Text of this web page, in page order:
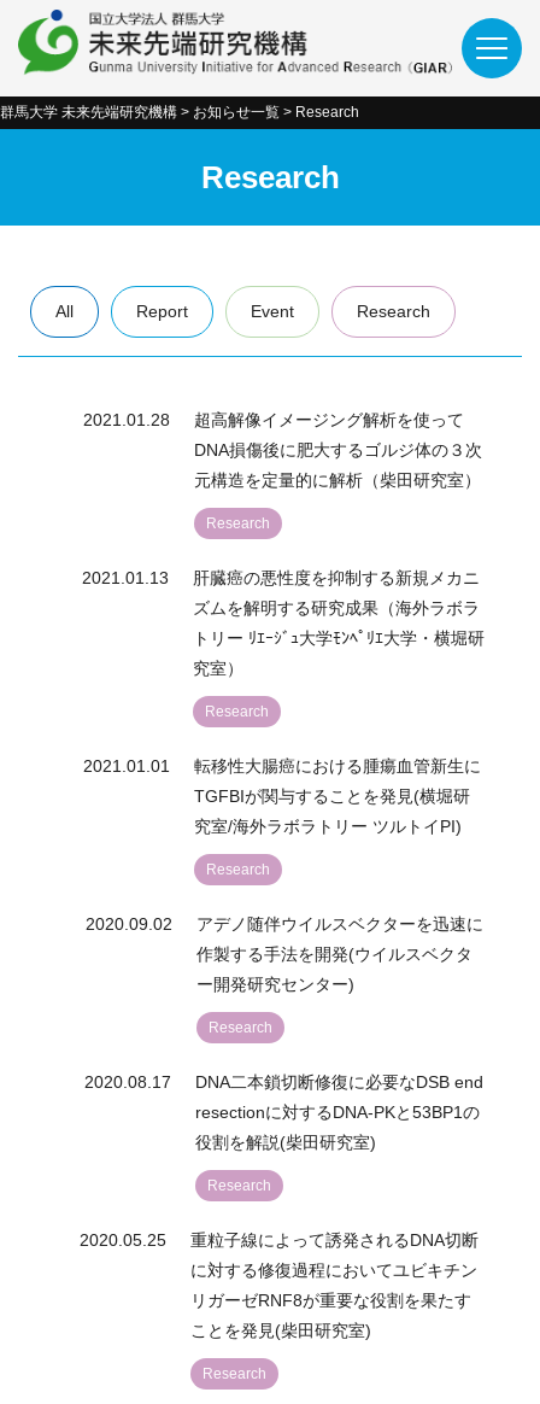
群馬大学 未来先端研究機構 > お知らせ一覧 > Research
Research
All Report Event Research
2021.01.28
超高解像イメージング解析を使って
DNA損傷後に肥大するゴルジ体の３次
元構造を定量的に解析（柴田研究室）
Research
2021.01.13
肝臓癌の悪性度を抑制する新規メカニ
ズムを解明する研究成果（海外ラボラ
トリー ﾘｴｰｼﾞｭ大学ﾓﾝﾍﾟﾘｴ大学・横堀研
究室）
Research
2021.01.01
転移性大腸癌における腫瘍血管新生に
TGFBIが関与することを発見(横堀研
究室/海外ラボラトリー ツルトイPI)
Research
2020.09.02
アデノ随伴ウイルスベクターを迅速に
作製する手法を開発(ウイルスベクタ
ー開発研究センター)
Research
2020.08.17
DNA二本鎖切断修復に必要なDSB end
resectionに対するDNA-PKと53BP1の
役割を解説(柴田研究室)
Research
2020.05.25
重粒子線によって誘発されるDNA切断
に対する修復過程においてユビキチン
リガーゼRNF8が重要な役割を果たす
ことを発見(柴田研究室)
Research